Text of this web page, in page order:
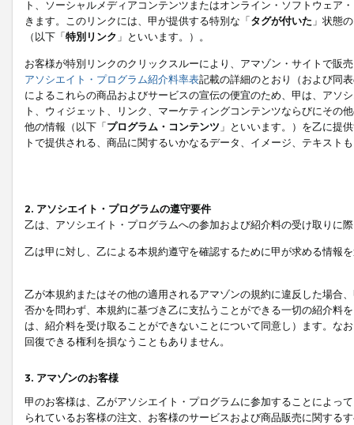
ト、ソーシャルメディアコンテンツまたはオンライン・ソフトウェア
きます。このリンクには、甲が提供する特別な「タグが付いた 」状態
（以下「特別リンク 」といいます。）。
お客様が特別リンクのクリックスルーにより、アマゾン・サイトで販
アソシエイト・プログラム紹介料率表記載の詳細のとおり（および同
によるこれらの商品およびサービスの宣伝の便宜のため、甲は、アソ
ト、ウィジェット、リンク、マーケティングコンテンツならびにその
他の情報（以下「プログラム・コンテンツ 」といいます。）を乙に提
トで提供される、商品に関するいかなるデータ、イメージ、テキス
2. アソシエイト・プログラムの遵守要件
乙は、アソシエイト・プログラムへの参加および紹介料の受け取りに
乙は甲に対し、乙による本規約遵守を確認するために甲が求める情報
乙が本規約またはその他の適用されるアマゾンの規約に違反した場合
否かを問わず、本規約に基づき乙に支払うことができる一切の紹介料
は、紹介料を受け取ることができないことについて同意し）ます。な
回復できる権利を損なうこともありません。
3. アマゾンのお客様
甲のお客様は、乙がアソシエイト・プログラムに参加することによっ
られているお客様の注文、お客様のサービスおよび商品販売に関する